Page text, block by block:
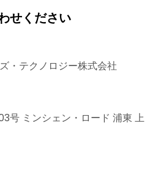
せください
・テクノロジー株式会社
号 ミンシェン・ロード 浦東 上